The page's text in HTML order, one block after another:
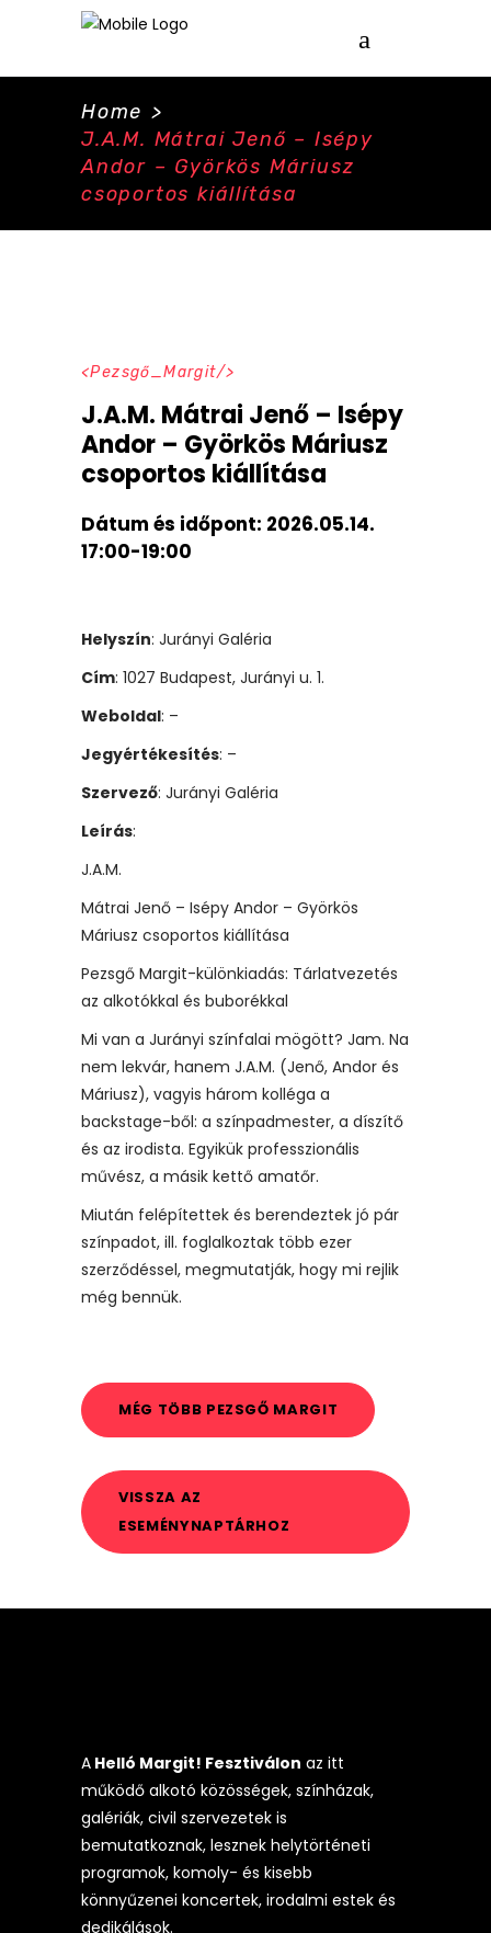
Home >
J.A.M. Mátrai Jenő – Isépy
Andor – Györkös Máriusz
csoportos kiállítása
Pezsgő_Margit
J.A.M. Mátrai Jenő – Isépy
Andor – Györkös Máriusz
csoportos kiállítása
Dátum és időpont: 2026.05.14.
17:00-19:00
Helyszín: Jurányi Galéria
Cím: 1027 Budapest, Jurányi u. 1.
Weboldal: –
Jegyértékesítés: –
Szervező: Jurányi Galéria
Leírás:
J.A.M.
Mátrai Jenő – Isépy Andor – Györkös
Máriusz csoportos kiállítása
Pezsgő Margit-különkiadás: Tárlatvezetés
az alkotókkal és buborékkal
Mi van a Jurányi színfalai mögött? Jam. Na
nem lekvár, hanem J.A.M. (Jenő, Andor és
Máriusz), vagyis három kolléga a
backstage-ből: a színpadmester, a díszítő
és az irodista. Egyikük professzionális
művész, a másik kettő amatőr.
Miután felépítettek és berendeztek jó pár
színpadot, ill. foglalkoztak több ezer
szerződéssel, megmutatják, hogy mi rejlik
még bennük.
MÉG TÖBB PEZSGŐ MARGIT
VISSZA AZ
ESEMÉNYNAPTÁRHOZ
A Helló Margit! Fesztiválon az itt
működő alkotó közösségek, színházak,
galériák, civil szervezetek is
bemutatkoznak, lesznek helytörténeti
programok, komoly- és kisebb
könnyűzenei koncertek, irodalmi estek és
dedikálások.